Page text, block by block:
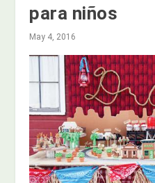
para niños
May 4, 2016